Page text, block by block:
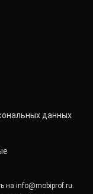
данных
на info@mobiprof.ru.